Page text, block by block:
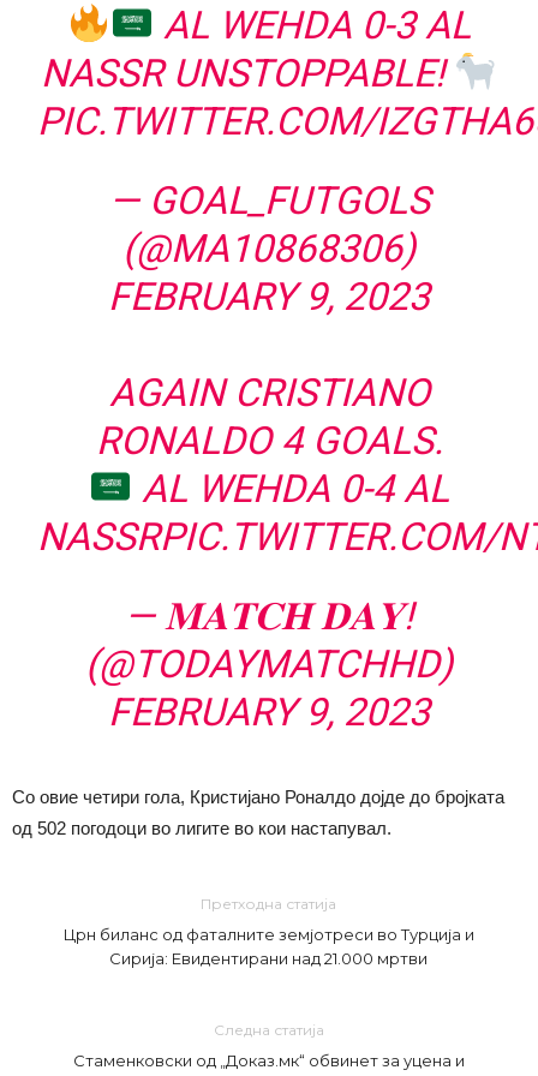
AL WEHDA 0-3 AL
NASSR UNSTOPPABLE!
PIC.TWITTER.COM/
— GOAL_FUTGOLS
(@MA10868306)
FEBRUARY 9, 2023
AGAIN CRISTIANO
RONALDO 4 GOALS.
AL WEHDA 0-4 AL
NASSRPIC.TWITTER.COM/
— 𝐌𝐀𝐓𝐂𝐇 𝐃𝐀𝐘!
(@TODAYMATCHHD)
FEBRUARY 9, 2023
Со овие четири гола, Кристијано Роналдо дојде до бројката
од 502 погодоци во лигите во кои настапувал.
Претходна статија
Црн биланс од фаталните земјотреси во Турција и
Сирија: Евидентирани над 21.000 мртви
Следна статија
Стаменковски од „Доказ.мк“ обвинет за уцена и